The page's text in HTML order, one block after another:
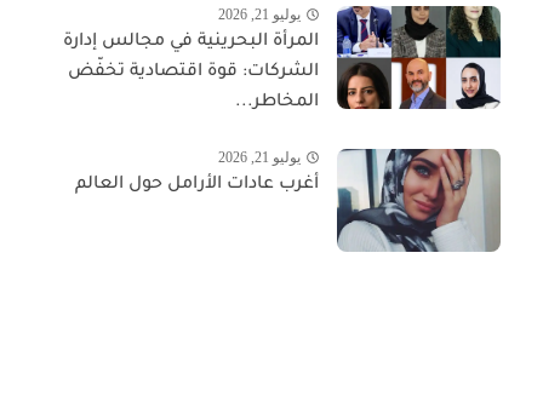
يوليو 21, 2026
المرأة البحرينية في مجالس إدارة
الشركات: قوة اقتصادية تخفّض
المخاطر...
يوليو 21, 2026
أغرب عادات الأرامل حول العالم